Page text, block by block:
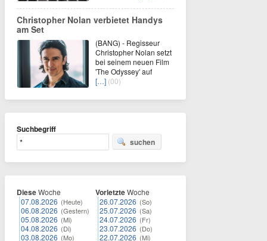
Christopher Nolan verbietet Handys
am Set
(BANG) - Regisseur
Christopher Nolan setzt
bei seinem neuen Film
'The Odyssey' auf
[…] (00)
Suchbegriff
suchen
DieseWoche
07.08.2026 (Heute)
06.08.2026 (Gestern)
05.08.2026 (Mi)
04.08.2026 (Di)
03.08.2026 (Mo)
VorletzteWoche
26.07.2026 (So)
25.07.2026 (Sa)
24.07.2026 (Fr)
23.07.2026 (Do)
22.07.2026 (Mi)